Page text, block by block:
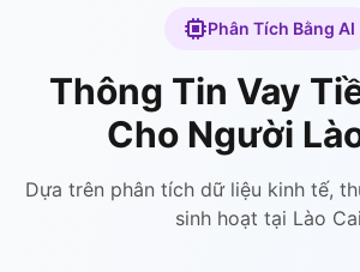
Phân Tích Bằng AI
Thông Tin Vay
Cho Người
Dựa trên phân tích dữ liệu kinh tế,
sinh hoạt tại Lào Cai